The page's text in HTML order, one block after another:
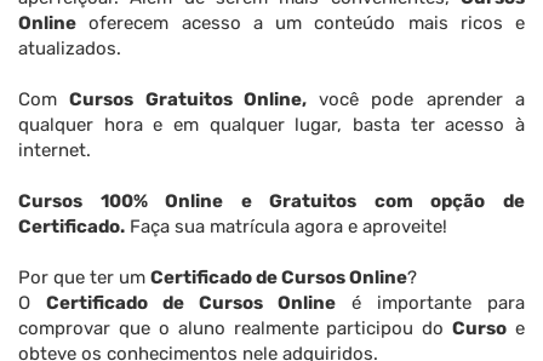
Online oferecem acesso a um conteúdo mais ricos e
atualizados.
ComCursos Gratuitos Online,você pode aprender a
qualquer hora e em qualquer lugar, basta ter acesso à
internet.
Cursos 100% Online e Gratuitos com opção de
Certificado. Faça sua matrícula agora e aproveite!
Por que ter um Certificado de Cursos Online?
O Certificado de Cursos Online é importante para
comprovar que o aluno realmente participou doCurso e
obteve os conhecimentos nele adquiridos.